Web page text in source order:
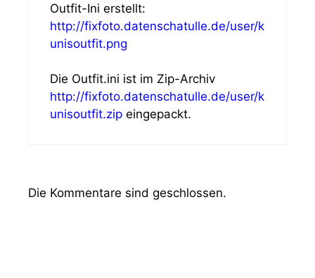
Outfit-Ini erstellt:
http://fixfoto.datenschatulle.de/user/k
unisoutfit.png
Die Outfit.ini ist im Zip-Archiv
http://fixfoto.datenschatulle.de/user/k
unisoutfit.zip eingepackt.
Die Kommentare sind geschlossen.